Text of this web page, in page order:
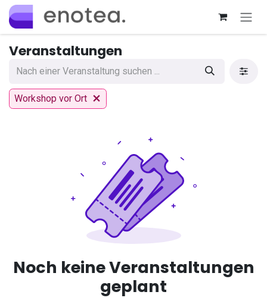
Zum Inhalt springen
Veranstaltungen
Workshop vor Ort
Noch keine Veranstaltungen
geplant